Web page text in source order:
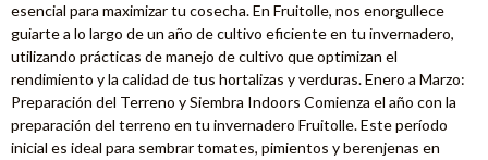
esencial para maximizar tu cosecha. En Fruitolle, nos enorgullece
guiarte a lo largo de un año de cultivo eficiente en tu invernadero,
utilizando prácticas de manejo de cultivo que optimizan el
rendimiento y la calidad de tus hortalizas y verduras. Enero a Marzo:
Preparación del Terreno y Siembra Indoors Comienza el año con la
preparación del terreno en tu invernadero Fruitolle. Este período
inicial es ideal para sembrar tomates, pimientos y berenjenas en